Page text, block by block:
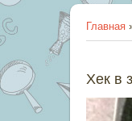
Главная
Хек в